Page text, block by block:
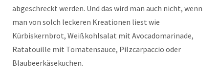
abgeschreckt werden. Und das wird man auch nicht, wenn
man von solch leckeren Kreationen liest wie
Kürbiskernbrot, Weißkohlsalat mit Avocadomarinade,
Ratatouille mit Tomatensauce, Pilzcarpaccio oder
Blaubeerkäsekuchen.